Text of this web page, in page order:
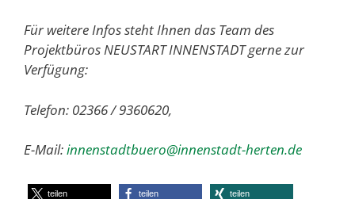
Für weitere Infos steht Ihnen das Team des
Projektbüros NEUSTART INNENSTADT gerne zur
Verfügung:
Telefon: 02366 / 9360620,
E-Mail:innenstadtbuero@innenstadt-herten.de
teilen teilen teilen